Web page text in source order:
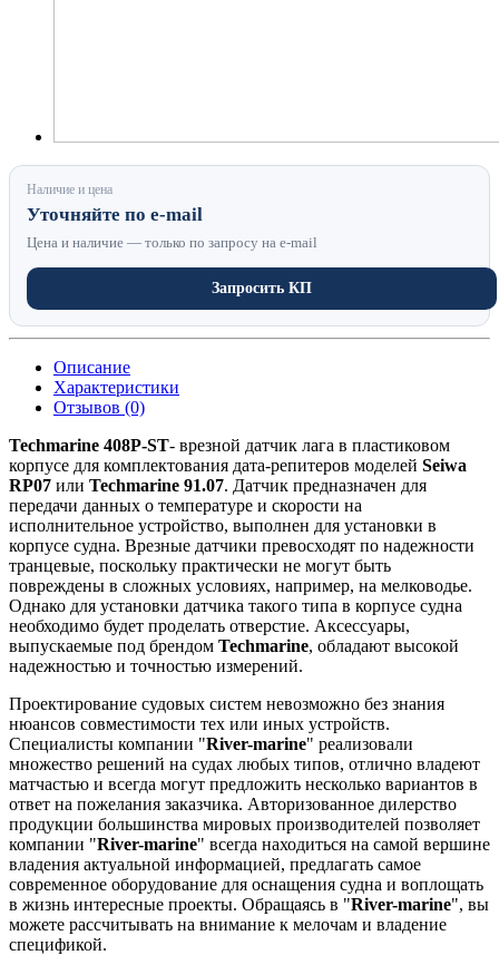
Наличие и цена
Уточняйте по e-mail
Цена и наличие — только по запросу на e-mail
Запросить КП
Описание
Характеристики
Отзывов (0)
Techmarine 408P-ST- врезной датчик лага в пластиковом
корпусе для комплектования дата-репитеров моделей Seiwa
RP07 или Techmarine 91.07. Датчик предназначен для
передачи данных о температуре и скорости на
исполнительное устройство, выполнен для установки в
корпусе судна. Врезные датчики превосходят по надежности
транцевые, поскольку практически не могут быть
повреждены в сложных условиях, например, на мелководье.
Однако для установки датчика такого типа в корпусе судна
необходимо будет проделать отверстие. Аксессуары,
выпускаемые под брендом Techmarine, обладают высокой
надежностью и точностью измерений.
Проектирование судовых систем невозможно без знания
нюансов совместимости тех или иных устройств.
Специалисты компании "River-marine" реализовали
множество решений на судах любых типов, отлично владеют
матчастью и всегда могут предложить несколько вариантов в
ответ на пожелания заказчика. Авторизованное дилерство
продукции большинства мировых производителей позволяет
компании "River-marine" всегда находиться на самой вершине
владения актуальной информацией, предлагать самое
современное оборудование для оснащения судна и воплощать
в жизнь интересные проекты. Обращаясь в "River-marine", вы
можете рассчитывать на внимание к мелочам и владение
спецификой.